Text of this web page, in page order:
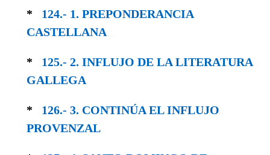
* 124.- 1. PREPONDERANCIA
CASTELLANA
* 125.- 2. INFLUJO DE LA LITERATURA
GALLEGA
* 126.- 3. CONTINÚA EL INFLUJO
PROVENZAL